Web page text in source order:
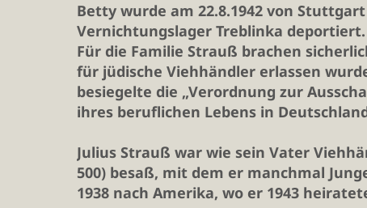
Betty wurde am 22.8.1942 von
Vernichtungslager Treblinka
Für die Familie Strauß brachen
für jüdische Viehhändler erlassen
besiegelte die „Verordnung zur
ihres beruflichen Lebens in
Julius Strauß war wie sein Vater
500) besaß, mit dem er manchmal
1938 nach Amerika, wo er 1943